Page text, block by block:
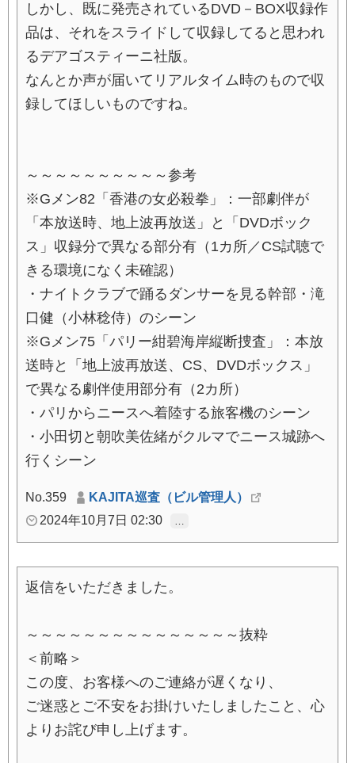
しかし、既に発売されているDVD－BOX収録作
品は、それをスライドして収録してると思われ
るデアゴスティーニ社版。
なんとか声が届いてリアルタイム時のもので収
録してほしいものですね。
～～～～～～～～～～参考
※Gメン82「香港の女必殺拳」：一部劇伴が
「本放送時、地上波再放送」と「DVDボック
ス」収録分で異なる部分有（1カ所／CS試聴で
きる環境になく未確認）
・ナイトクラブで踊るダンサーを見る幹部・滝
口健（小林稔侍）のシーン
※Gメン75「パリー紺碧海岸縦断捜査」：本放
送時と「地上波再放送、CS、DVDボックス」
で異なる劇伴使用部分有（2カ所）
・パリからニースへ着陸する旅客機のシーン
・小田切と朝吹美佐緒がクルマでニース城跡へ
行くシーン
No.359
KAJITA巡査（ビル管理人）
2024年10月7日 02:30
返信をいただきました。
～～～～～～～～～～～～～～～抜粋
＜前略＞
この度、お客様へのご連絡が遅くなり、
ご迷惑とご不安をお掛けいたしましたこと、心
よりお詫び申し上げます。